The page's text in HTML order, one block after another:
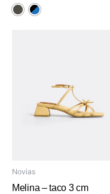
Novias
Melina – taco 3 cm